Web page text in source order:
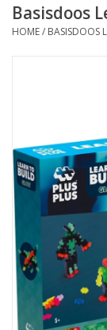
spellen
hebbedingen
kinderkamer
eten & drinken
knuffels
boeken
Basisdoos
HOME/ BASISDOOS